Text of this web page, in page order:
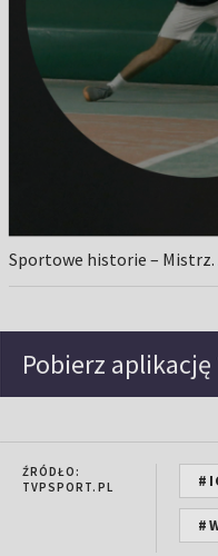
Sportowe historie – Mistrz.
Pobierz aplikację
ŹRÓDŁO:
TVPSPORT.PL